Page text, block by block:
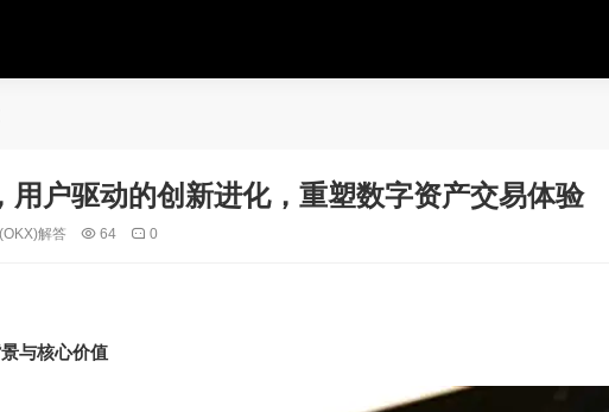
用户驱动的创新进化，重塑数字资产交易体验
解答 64 0
与核心价值